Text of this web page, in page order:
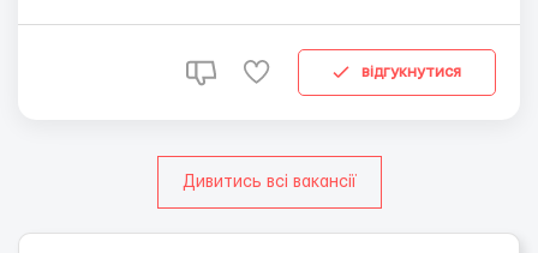
развитие продаж через интернет-магазин. Поиск ивідгукнутися
Дивитись всі вакансії